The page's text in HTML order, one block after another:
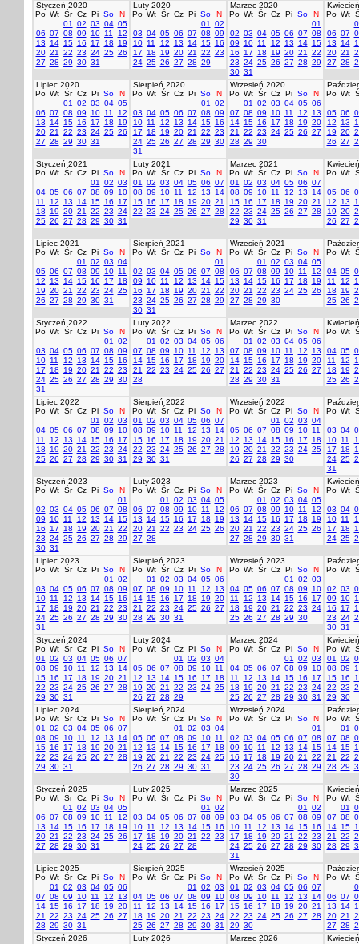
Styczeń 2020
Po Wt Śr Cz Pi So
N
01
02 03 04 05
06 07 08 09 10 11
12
13
14 15 16 17 18
19
20 21 22 23 24 25 26
27 28 29 30 31
Luty 2020
Po Wt Śr Cz Pi So
N
01
02
03 04 05 06 07 08 09
10 11 12 13 14 15 16
17
18 19 20 21 22 23
24 25 26 27 28 29
Marzec 2020
Po Wt Śr Cz Pi So
N
01
02 03 04 05 06 07 08
09
10 11 12 13 14 15
16
17 18 19 20 21
22
23 24 25 26 27 28 29
30 31
Po Wt
06 07
13
14
20 21
27 28
Lipiec 2020
Po Wt Śr Cz Pi So
N
01
02 03 04 05
06 07 08 09 10 11
12
13
14 15 16 17 18
19
20 21 22 23 24 25 26
27 28 29 30 31
Sierpień 2020
Po Wt Śr Cz Pi So
N
01
02
03 04 05 06 07 08 09
10 11 12 13 14 15 16
17
18 19 20 21 22 23
24 25 26 27 28 29 30
31
Wrzesień 2020
Po Wt Śr Cz Pi So
N
01
02 03 04 05 06
07 08 09 10 11 12
13
14 15 16 17 18 19 20
21
22 23 24 25 26 27
28 29 30
Po Wt
05 06
12
13
19 20
26 27
Styczeń 2021
Po Wt Śr Cz Pi So
N
01
02 03
04 05 06 07 08 09
10
11
12 13 14 15 16
17
18
19 20 21 22 23 24
25 26 27 28 29 30 31
Luty 2021
Po Wt Śr Cz Pi So
N
01
02 03 04 05 06 07
08 09 10 11 12 13
14
15 16 17 18 19 20 21
22 23 24 25 26 27 28
Marzec 2021
Po Wt Śr Cz Pi So
N
01
02 03 04 05 06 07
08 09 10 11 12 13
14
15 16 17 18 19 20 21
22 23 24 25 26 27 28
29 30 31
Po Wt
05 06
12
13
19 20
26 27
Lipiec 2021
Po Wt Śr Cz Pi So
N
01
02 03 04
05 06 07 08 09 10 11
12
13 14 15 16 17
18
19 20 21 22 23 24 25
26 27 28 29 30 31
Sierpień 2021
Po Wt Śr Cz Pi So
N
01
02 03 04 05 06 07 08
09
10 11 12 13 14 15
16
17 18 19 20 21
22
23 24 25 26 27 28 29
30 31
Wrzesień 2021
Po Wt Śr Cz Pi So
N
01
02 03 04 05
06 07 08 09 10 11
12
13
14 15 16 17 18
19
20 21 22 23 24 25 26
27 28 29 30
Po Wt
04 05
11
12
18
19
25 26
Styczeń 2022
Po Wt Śr Cz Pi So
N
01
02
03 04 05 06 07 08 09
10 11 12 13 14 15 16
17
18 19 20 21 22 23
24 25 26 27 28 29 30
31
Luty 2022
Po Wt Śr Cz Pi So
N
01
02 03 04 05 06
07 08 09 10 11 12
13
14 15 16 17 18 19 20
21
22 23 24 25 26 27
28
Marzec 2022
Po Wt Śr Cz Pi So
N
01
02 03 04 05 06
07 08 09 10 11 12
13
14 15 16 17 18 19 20
21
22 23 24 25 26 27
28 29 30 31
Po Wt
04 05
11
12
18
19
25 26
Lipiec 2022
Po Wt Śr Cz Pi So
N
01
02 03
04 05 06 07 08 09
10
11
12 13 14 15 16
17
18
19 20 21 22 23 24
25 26 27 28 29 30 31
Sierpień 2022
Po Wt Śr Cz Pi So
N
01
02 03 04 05 06 07
08 09 10 11 12 13
14
15 16 17 18 19 20 21
22 23 24 25 26 27 28
29 30 31
Wrzesień 2022
Po Wt Śr Cz Pi So
N
01
02 03 04
05 06 07 08 09 10 11
12
13 14 15 16 17
18
19 20 21 22 23 24 25
26 27 28 29 30
Po Wt
03 04
10 11
17
18
24 25
31
Styczeń 2023
Po Wt Śr Cz Pi So
N
01
02 03 04 05 06 07 08
09
10 11 12 13 14 15
16
17 18 19 20 21
22
23 24 25 26 27 28 29
30 31
Luty 2023
Po Wt Śr Cz Pi So
N
01
02 03 04 05
06 07 08 09 10 11
12
13
14 15 16 17 18
19
20 21 22 23 24 25 26
27 28
Marzec 2023
Po Wt Śr Cz Pi So
N
01
02 03 04 05
06 07 08 09 10 11
12
13
14 15 16 17 18
19
20 21 22 23 24 25 26
27 28 29 30 31
Po Wt
03 04
10 11
17
18
24 25
Lipiec 2023
Po Wt Śr Cz Pi So
N
01
02
03 04 05 06 07 08 09
10 11 12 13 14 15 16
17
18 19 20 21 22 23
24 25 26 27 28 29 30
31
Sierpień 2023
Po Wt Śr Cz Pi So
N
01
02 03 04 05 06
07 08 09 10 11 12
13
14 15 16 17 18 19 20
21
22 23 24 25 26 27
28 29 30 31
Wrzesień 2023
Po Wt Śr Cz Pi So
N
01
02 03
04 05 06 07 08 09
10
11
12 13 14 15 16
17
18
19 20 21 22 23 24
25 26 27 28 29 30
Po Wt
02 03
09
10
16
17
23 24
30 31
Styczeń 2024
Po Wt Śr Cz Pi So
N
01
02 03 04 05 06 07
08 09 10 11 12 13
14
15 16 17 18 19 20 21
22 23 24 25 26 27 28
29 30 31
Luty 2024
Po Wt Śr Cz Pi So
N
01
02 03 04
05 06 07 08 09 10 11
12
13 14 15 16 17
18
19 20 21 22 23 24 25
26 27 28 29
Marzec 2024
Po Wt Śr Cz Pi So
N
01
02 03
04 05 06 07 08 09
10
11
12 13 14 15 16
17
18
19 20 21 22 23 24
25 26 27 28 29 30 31
Po Wt
01
02
08 09
15 16
22 23
29 30
Lipiec 2024
Po Wt Śr Cz Pi So
N
01
02 03 04 05 06 07
08 09 10 11 12 13
14
15 16 17 18 19 20 21
22 23 24 25 26 27 28
29 30 31
Sierpień 2024
Po Wt Śr Cz Pi So
N
01
02 03 04
05 06 07 08 09 10 11
12
13 14 15 16 17
18
19 20 21 22 23 24 25
26 27 28 29 30 31
Wrzesień 2024
Po Wt Śr Cz Pi So
N
01
02 03 04 05 06 07 08
09
10 11 12 13 14 15
16
17 18 19 20 21
22
23 24 25 26 27 28 29
30
Po Wt
01
07 08
14 15
21
22
28 29
Styczeń 2025
Po Wt Śr Cz Pi So
N
01
02 03 04 05
06 07 08 09 10 11
12
13
14 15 16 17 18
19
20 21 22 23 24 25 26
27 28 29 30 31
Luty 2025
Po Wt Śr Cz Pi So
N
01
02
03 04 05 06 07 08 09
10 11 12 13 14 15 16
17
18 19 20 21 22 23
24 25 26 27 28
Marzec 2025
Po Wt Śr Cz Pi So
N
01
02
03 04 05 06 07 08 09
10 11 12 13 14 15 16
17
18 19 20 21 22 23
24 25 26 27 28 29 30
31
Po Wt
01
07 08
14 15
21
22
28 29
Lipiec 2025
Po Wt Śr Cz Pi So
N
01
02 03 04 05 06
07 08 09 10 11 12
13
14 15 16 17 18 19 20
21
22 23 24 25 26 27
28 29 30 31
Sierpień 2025
Po Wt Śr Cz Pi So
N
01
02 03
04 05 06 07 08 09
10
11
12 13 14 15 16
17
18
19 20 21 22 23 24
25 26 27 28 29 30 31
Wrzesień 2025
Po Wt Śr Cz Pi So
N
01
02 03 04 05 06 07
08 09 10 11 12 13
14
15 16 17 18 19 20 21
22 23 24 25 26 27 28
29 30
Po Wt
06 07
13
14
20 21
27 28
Styczeń 2026
Luty 2026
Marzec 2026